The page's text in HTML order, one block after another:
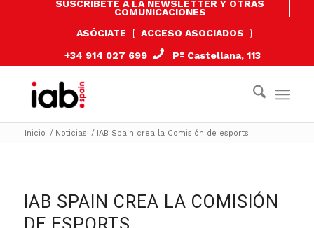
SUSCRÍBETE A LA NEWSLETTER Y OTRAS
COMUNICACIONES
ASÓCIATE
ACCESO ASOCIADOS
+34 914 027 699
Pº Castellana, 113
Inicio / Noticias / IAB Spain crea la Comisión de esports
IAB SPAIN CREA LA COMISIÓN